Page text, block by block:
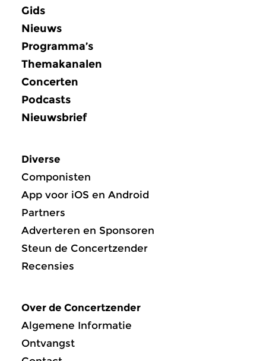
Gids
Nieuws
Programma’s
Themakanalen
Concerten
Podcasts
Nieuwsbrief
Diverse
Componisten
App voor iOS en Android
Partners
Adverteren en Sponsoren
Steun de Concertzender
Recensies
Over de Concertzender
Algemene Informatie
Ontvangst